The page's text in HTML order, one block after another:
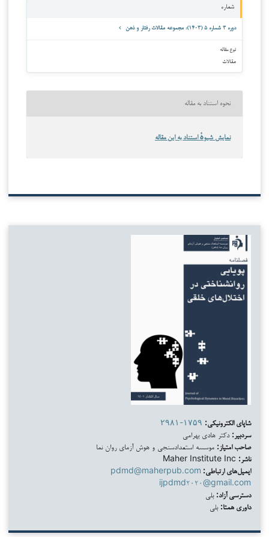
شماره
دوره ۳ شماره ۵ (۱۴۰۳): مجموعه مقالات رفتار و ذهن
نوع مقاله
مقالات
نحوه استناد به مقاله
نمایش شیوهٔ استناد به این مقاله
شاپای الکترونیکی: ۲۹۸۱-۱۷۵۹
سردبیر: دکتر هادی بهرامی
صاحب امتیاز: موسسه استعدادسنجی و هوش آزمای روان نما
ناشر:
ایمیل‌های ارتباطی: pdmd@maherpub.com
ijpdmd۲۰۲۰@gmail.com
دسترسی آزاد: بلی
داوری همتا: بلی